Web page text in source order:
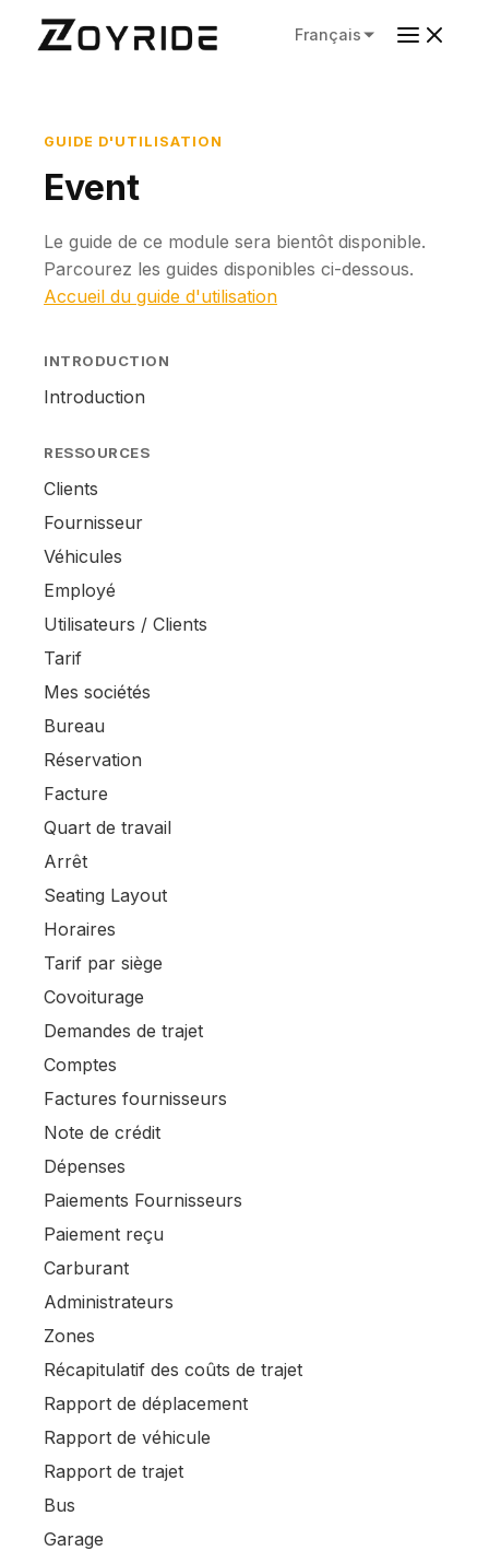
Français
GUIDE D'UTILISATION
Event
Le guide de ce module sera bientôt disponible.
Parcourez les guides disponibles ci-dessous.
Accueil du guide d'utilisation
INTRODUCTION
Introduction
RESSOURCES
Clients
Fournisseur
Véhicules
Employé
Utilisateurs / Clients
Tarif
Mes sociétés
Bureau
Réservation
Facture
Quart de travail
Arrêt
Seating Layout
Horaires
Tarif par siège
Covoiturage
Demandes de trajet
Comptes
Factures fournisseurs
Note de crédit
Dépenses
Paiements Fournisseurs
Paiement reçu
Carburant
Administrateurs
Zones
Récapitulatif des coûts de trajet
Rapport de déplacement
Rapport de véhicule
Rapport de trajet
Bus
Garage